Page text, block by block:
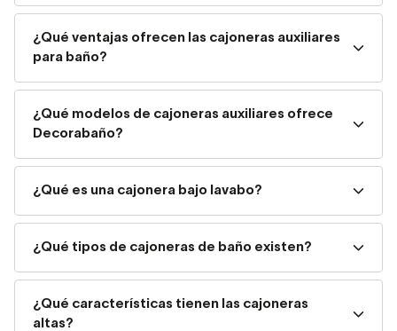
opciónNomad Viso Bathsuspendida, que aporta ligereza
visual y funcionalidad.
Cajonera bajo lavabo: aprovecha
Si en su día decidiste poner solo unlavabo suspendido,
aprovechar el espacio bajo este se puede convertir en una
alternativas de cajonera de baño bajo lavabo que se
integran perfectamente con el diseño del mobiliario y
permiten ganar almacenaje sin sacrificar estilo.
¿Qué ventajas ofrecen las cajoneras auxiliares
para baño?
¿Qué modelos de cajoneras auxiliares ofrece
Decorabaño?
¿Qué es una cajonera bajo lavabo?
¿Qué tipos de cajoneras de baño existen?
¿Qué características tienen las cajoneras
altas?